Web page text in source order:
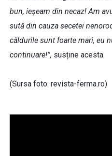
bun, ieșeam din necaz! Am
sută din cauza secetei
căldurile sunt foarte mari, eu
continuare!”, susține acesta.
(Sursa foto: revista-ferma.ro)